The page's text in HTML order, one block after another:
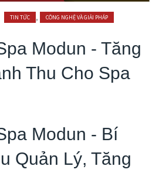
TIN TỨC , CÔNG NGHỆ VÀ GIẢI PHÁP
Modun - Tăng
Thu Cho Spa
Modun - Bí
Quản Lý, Tăng